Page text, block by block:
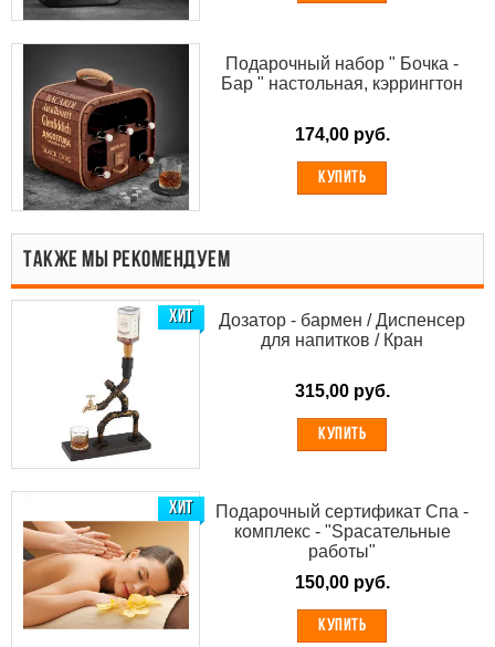
Подарочный набор " Бочка -
Бар " настольная, кэррингтон
174,00 руб.
КУПИТЬ
ТАКЖЕ МЫ РЕКОМЕНДУЕМ
ХИТ
Дозатор - бармен / Диспенсер
для напитков / Кран
315,00 руб.
КУПИТЬ
ХИТ
Подарочный сертификат Спа -
комплекс - "Spасательные
работы"
150,00 руб.
КУПИТЬ